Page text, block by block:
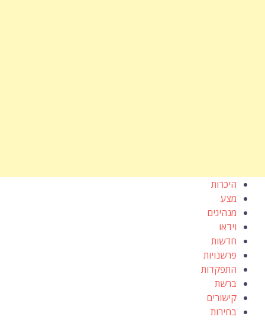
היכרות
מצע
מנהיגים
וידאו
חדשות
פרשנויות
התפקדות
ברשת
קישורים
בחירות